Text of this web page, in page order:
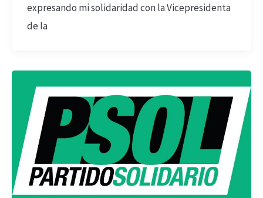
expresando mi solidaridad con la Vicepresidenta
de la